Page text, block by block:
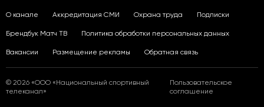
О канале Аккредитация СМИ Охрана труда Подписки
Брендбук Матч ТВ Политика обработки персональных данных
Вакансии Размещение рекламы Обратная связь
© 2026 «ООО «Национальный спортивный
телеканал»
Пользовательское
соглашение